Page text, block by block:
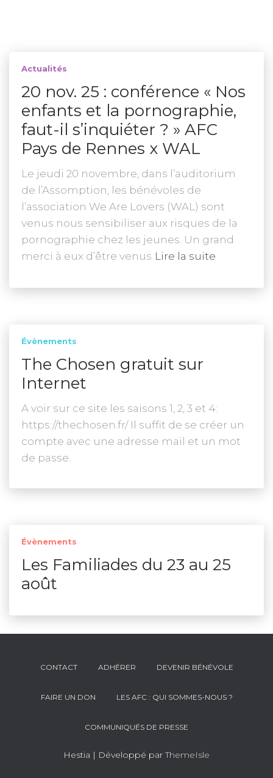
Actualités
20 nov. 25 : conférence « Nos
enfants et la pornographie,
faut-il s’inquiéter ? » AFC
Pays de Rennes x WAL
Le jeudi 20 novembre, dans l’auditorium
de l’Assomption, les bénévoles de
l’association We Are Lovers (WAL) sont
venus nous sensibiliser aux risques de la
pornographie chez les jeunes. Un grand
merci à eux d’être venus Lire la suite
Évènements
The Chosen gratuit sur
Internet
A voir sur ce site les saisons 1, 2, 3 et 4:
https://thechosen.fr/ Il suffit de se créer un
compte avec une adresse mail et un mot
de passe.
Évènements
Les Familiades du 23 au 25
août
CONTACT ADHÉRER DEVENIR BÉNÉVOLE
FAIRE UN DON LES AFC : QUI SOMMES-NOUS ?
COMMUNIQUÉS DE PRESSE
Hestia | Développé parThemeIsle